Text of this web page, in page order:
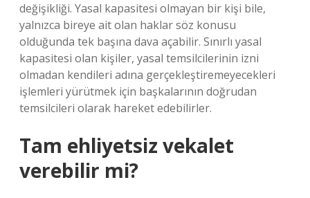
değişikliği. Yasal kapasitesi olmayan bir kişi bile,
yalnızca bireye ait olan haklar söz konusu
olduğunda tek başına dava açabilir. Sınırlı yasal
kapasitesi olan kişiler, yasal temsilcilerinin izni
olmadan kendileri adına gerçekleştiremeyecekleri
işlemleri yürütmek için başkalarının doğrudan
temsilcileri olarak hareket edebilirler.
Tam ehliyetsiz vekalet
verebilir mi?